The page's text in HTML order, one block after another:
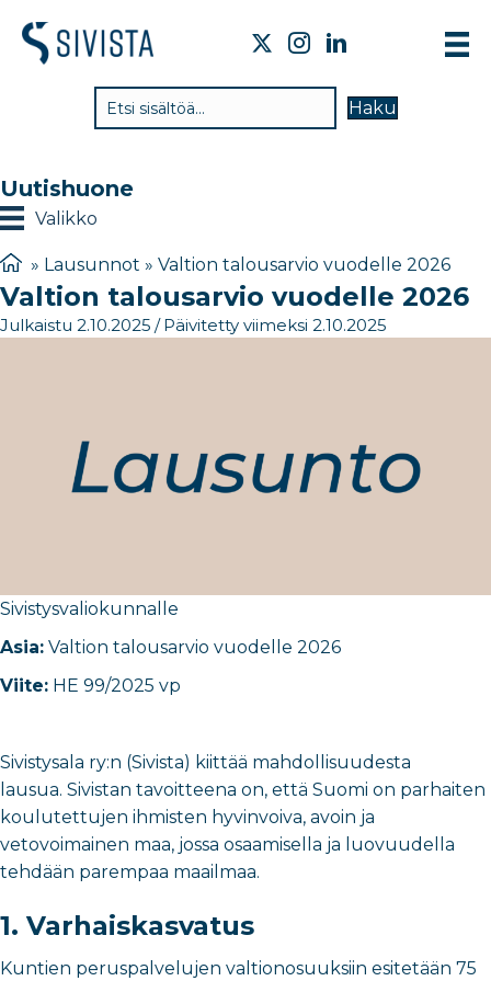
Haku
Uutishuone
Valikko
» Lausunnot » Valtion talousarvio vuodelle 2026​
Valtion talousarvio vuodelle 2026​
Julkaistu 2.10.2025 / Päivitetty viimeksi 2.10.2025
Sivistysvaliokunnalle
Asia: Valtion talousarvio vuodelle 2026
Viite: HE 99/2025 vp
Sivistysala ry:n (Sivista) kiittää mahdollisuudesta
lausua. Sivistan tavoitteena on, että Suomi on parhaiten
koulutettujen ihmisten hyvinvoiva, avoin ja
vetovoimainen maa, jossa osaamisella ja luovuudella
tehdään parempaa maailmaa.
1. Varhaiskasvatus
Kuntien peruspalvelujen valtionosuuksiin esitetään 75